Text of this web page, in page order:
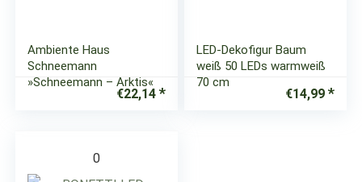
Ambiente Haus
Schneemann
»Schneemann – Arktis«
€22,14
LED-Dekofigur Baum
weiß 50 LEDs warmweiß
70 cm
€14,99
0